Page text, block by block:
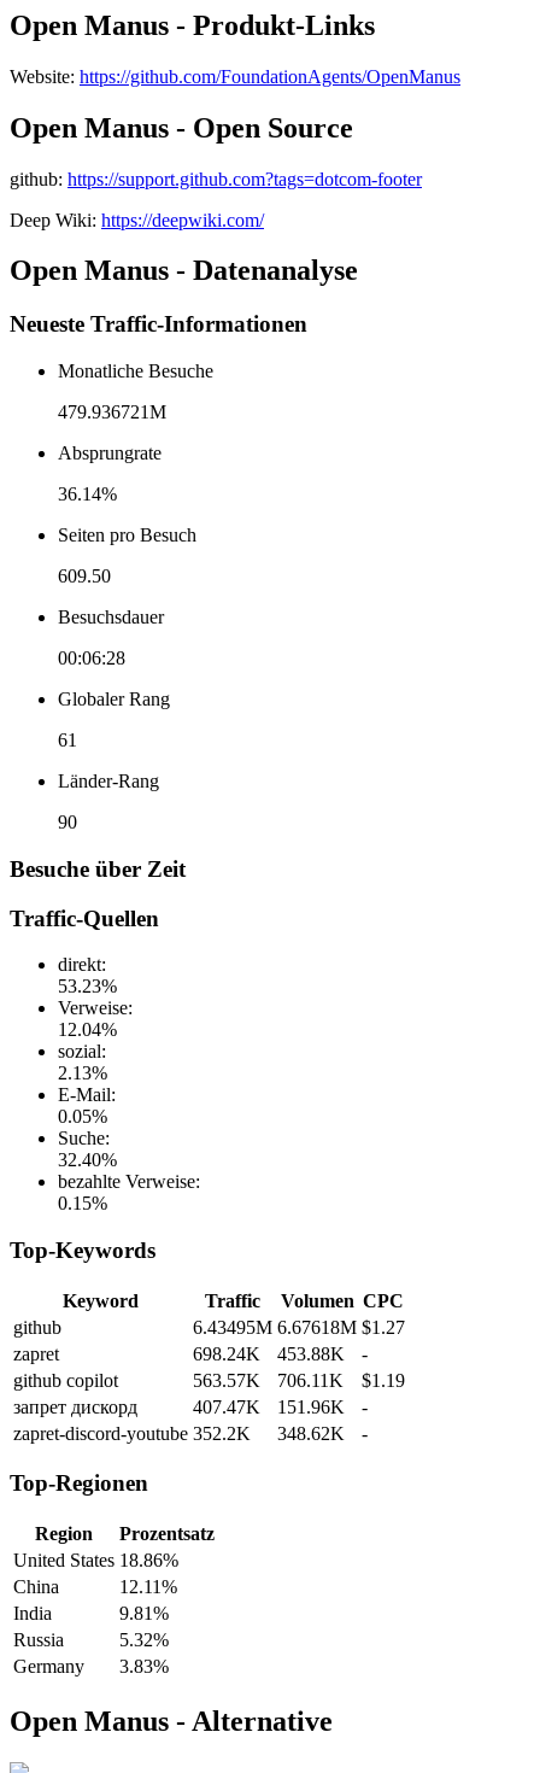
Open Manus - Produkt-Links
Website: https://github.com/FoundationAgents/OpenManus
Open Manus - Open Source
github: https://support.github.com?tags=dotcom-footer
Deep Wiki: https://deepwiki.com/
Open Manus - Datenanalyse
Neueste Traffic-Informationen
Monatliche Besuche
479.936721M
Absprungrate
36.14%
Seiten pro Besuch
609.50
Besuchsdauer
00:06:28
Globaler Rang
61
Länder-Rang
90
Besuche über Zeit
Traffic-Quellen
direkt:
53.23%
Verweise:
12.04%
sozial:
2.13%
E-Mail:
0.05%
Suche:
32.40%
bezahlte Verweise:
0.15%
Top-Keywords
Keyword Traffic Volumen CPC
github
6.43495M 6.67618M $1.27
zapret
698.24K 453.88K
-
github copilot
563.57K 706.11K
$1.19
запрет дискорд
407.47K 151.96K
-
zapret-discord-youtube 352.2K 348.62K -
Top-Regionen
Region
Prozentsatz
United States 18.86%
China
12.11%
India
9.81%
Russia
5.32%
Germany
3.83%
Open Manus - Alternative